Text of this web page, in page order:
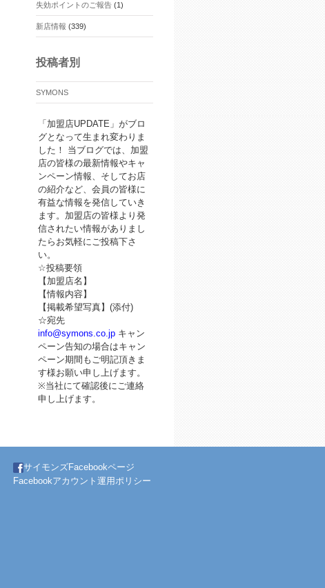
失効ポイントのご報告(1)
新店情報 (339)
投稿者別
SYMONS
「加盟店UPDATE」がブロ
グとなって生まれ変わりま
した！ 当ブログでは、加盟
店の皆様の最新情報やキャ
ンペーン情報、そしてお店
の紹介など、会員の皆様に
有益な情報を発信していき
ます。加盟店の皆様より発
信されたい情報がありまし
たらお気軽にご投稿下さ
い。
☆投稿要領
【加盟店名】
【情報内容】
【掲載希望写真】(添付)
☆宛先
info@symons.co.jpキャン
ペーン告知の場合はキャン
ペーン期間もご明記頂きま
す様お願い申し上げます。
※当社にて確認後にご連絡
申し上げます。
サイモンズFacebookページ
Facebookアカウント運用ポリシー